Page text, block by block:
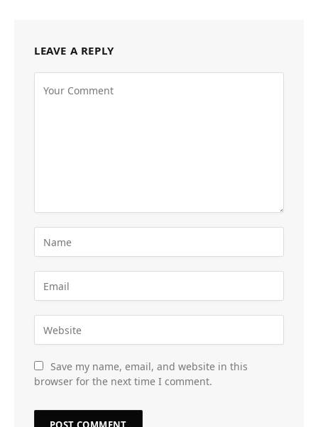
LEAVE A REPLY
Save my name, email, and website in this
browser for the next time I comment.